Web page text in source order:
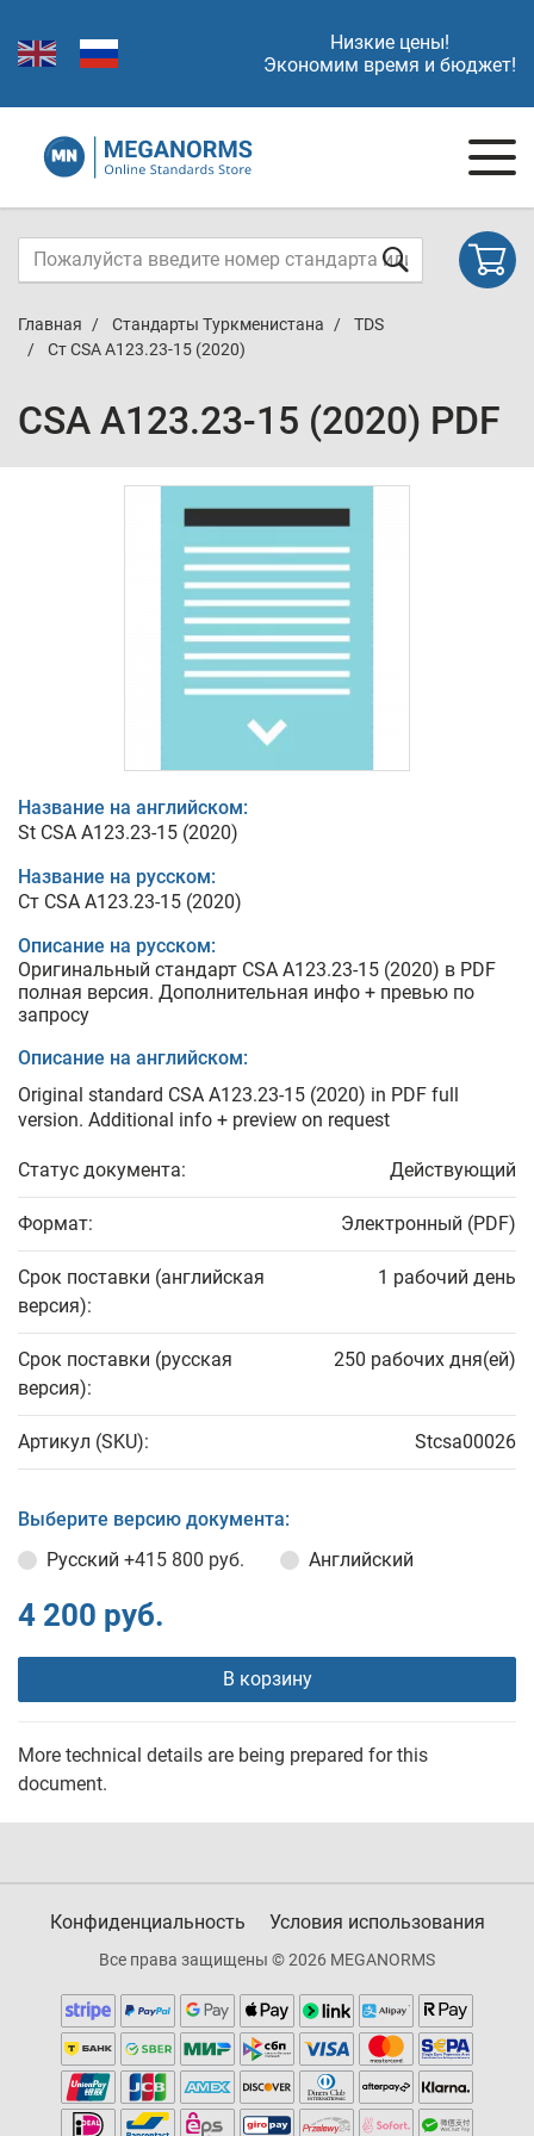
Низкие цены!
Экономим время и бюджет!
Главная Стандарты Туркменистана
TDS
Ст CSA A123.23-15 (2020)
CSA A123.23-15 (2020) PDF
Название на английском:
St CSA A123.23-15 (2020)
Название на русском:
Ст CSA A123.23-15 (2020)
Описание на русском:
Оригинальный стандарт CSA A123.23-15 (2020) в PDF
полная версия. Дополнительная инфо + превью по
запросу
Описание на английском:
Original standard CSA A123.23-15 (2020) in PDF full
version. Additional info + preview on request
Статус документа: Действующий
Формат: Электронный (PDF)
Срок поставки (английская
версия):
1 рабочий день
Срок поставки (русская
версия):
250 рабочих дня(ей)
Артикул (SKU): Stcsa00026
Выберите версию документа:
Русский +415 800 руб. Английский
4 200 руб.
В корзину
More technical details are being prepared for this
document.
Конфиденциальность Условия использования
Все права защищены © 2026 MEGANORMS